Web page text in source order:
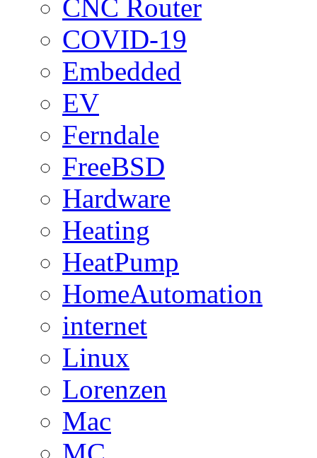
CNC Router
COVID-19
Embedded
EV
Ferndale
FreeBSD
Hardware
Heating
HeatPump
HomeAutomation
internet
Linux
Lorenzen
Mac